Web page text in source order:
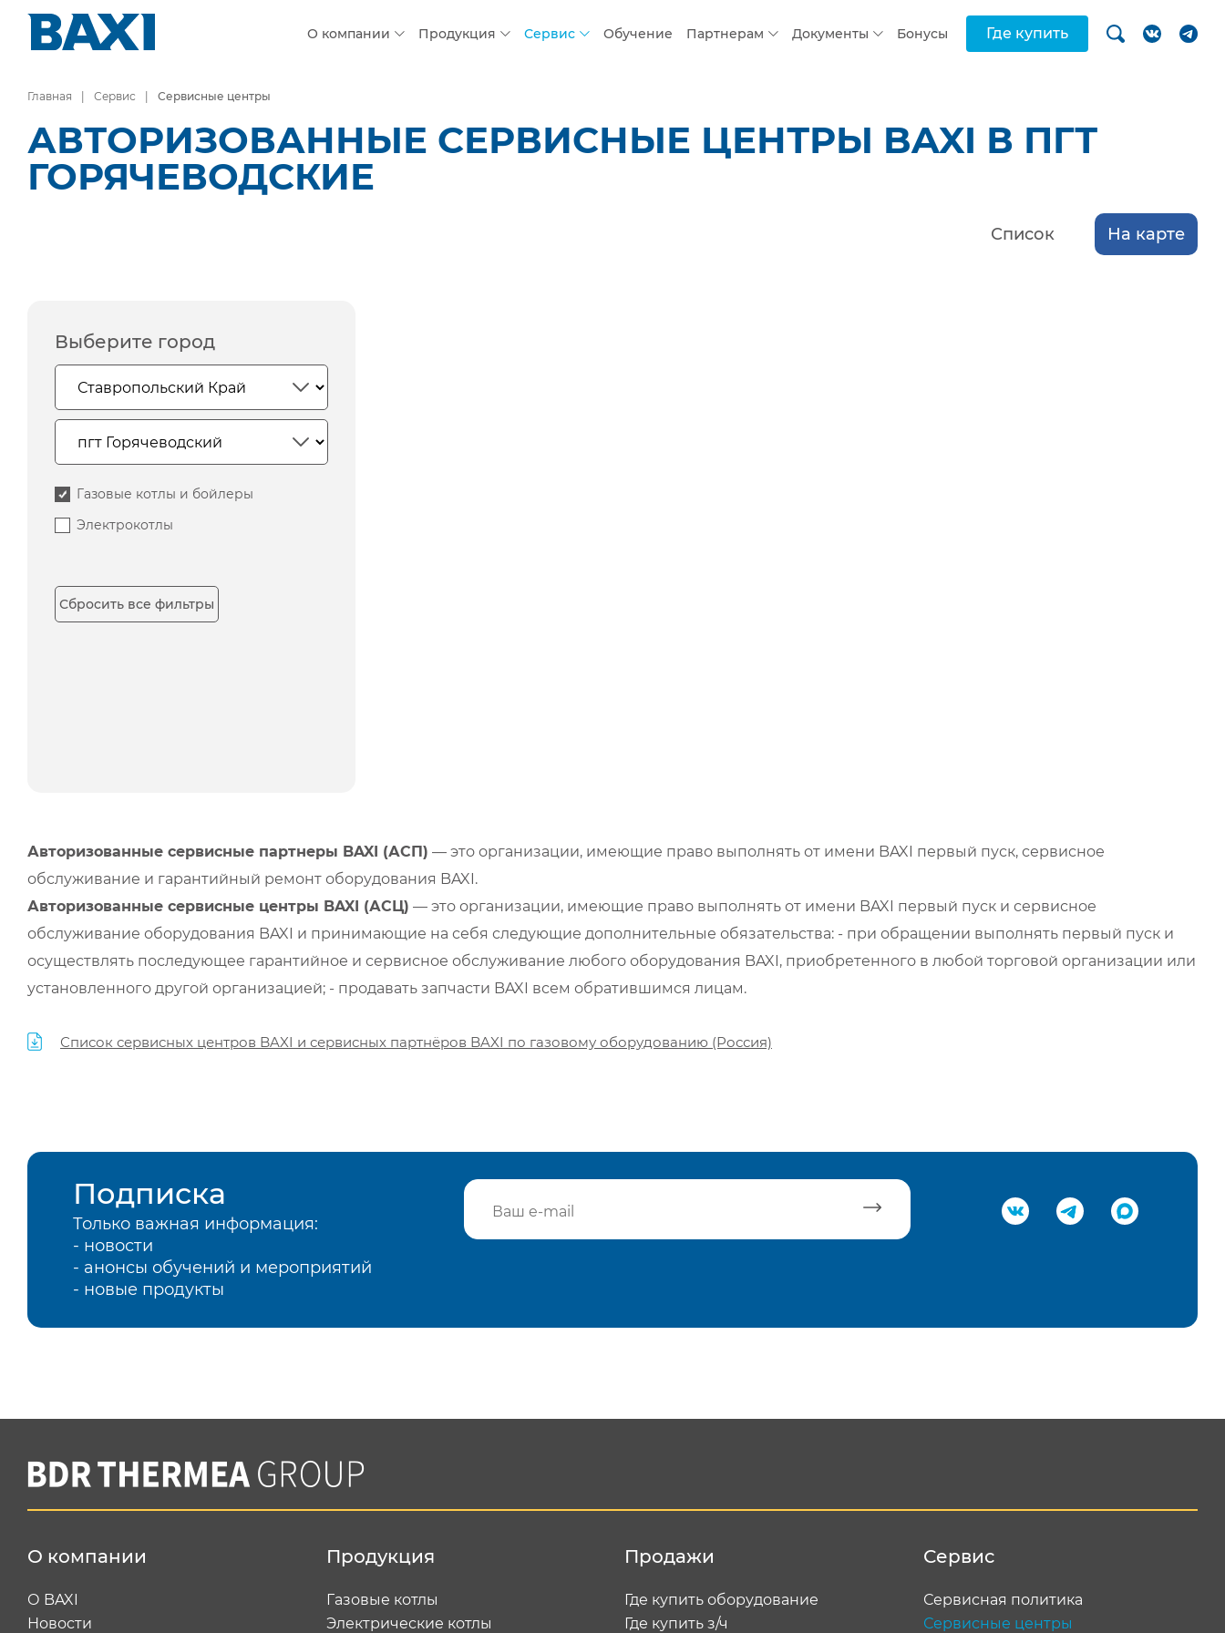
О компании Продукция Сервис Обучение Партнерам Документы Бонусы Где купить
Главная Сервис Сервисные центры
АВТОРИЗОВАННЫЕ СЕРВИСНЫЕ ЦЕНТРЫ BAXI В ПГТ
ГОРЯЧЕВОДСКИЕ
Список На карте
Выберите город
Газовые котлы и бойлеры
Электрокотлы
Сбросить все фильтры
Авторизованные сервисные партнеры BAXI (АСП) — это организации, имеющие право выполнять от имени BAXI первый пуск, сервисное
обслуживание и гарантийный ремонт оборудования BAXI.
Авторизованные сервисные центры BAXI (АСЦ) — это организации, имеющие право выполнять от имени BAXI первый пуск и сервисное
обслуживание оборудования BAXI и принимающие на себя следующие дополнительные обязательства: - при обращении выполнять первый пуск и
осуществлять последующее гарантийное и сервисное обслуживание любого оборудования BAXI, приобретенного в любой торговой организации или
установленного другой организацией; - продавать запчасти BAXI всем обратившимся лицам.
Список сервисных центров BAXI и сервисных партнёров BAXI по газовому оборудованию (Россия)
Подписка
Только важная информация:
- новости
- анонсы обучений и мероприятий
- новые продукты
О компании
О BAXI
Новости
Продукция
Газовые котлы
Электрические котлы
Продажи
Где купить оборудование
Где купить з/ч
Сервис
Сервисная политика
Сервисные центры